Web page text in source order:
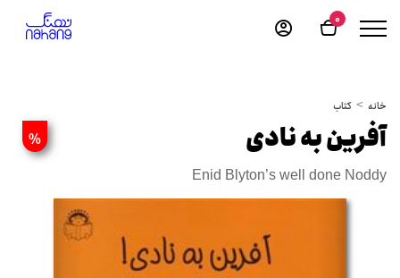
0
خانه کتاب
% آفرین به نادی
Enid Blyton’s well done Noddy